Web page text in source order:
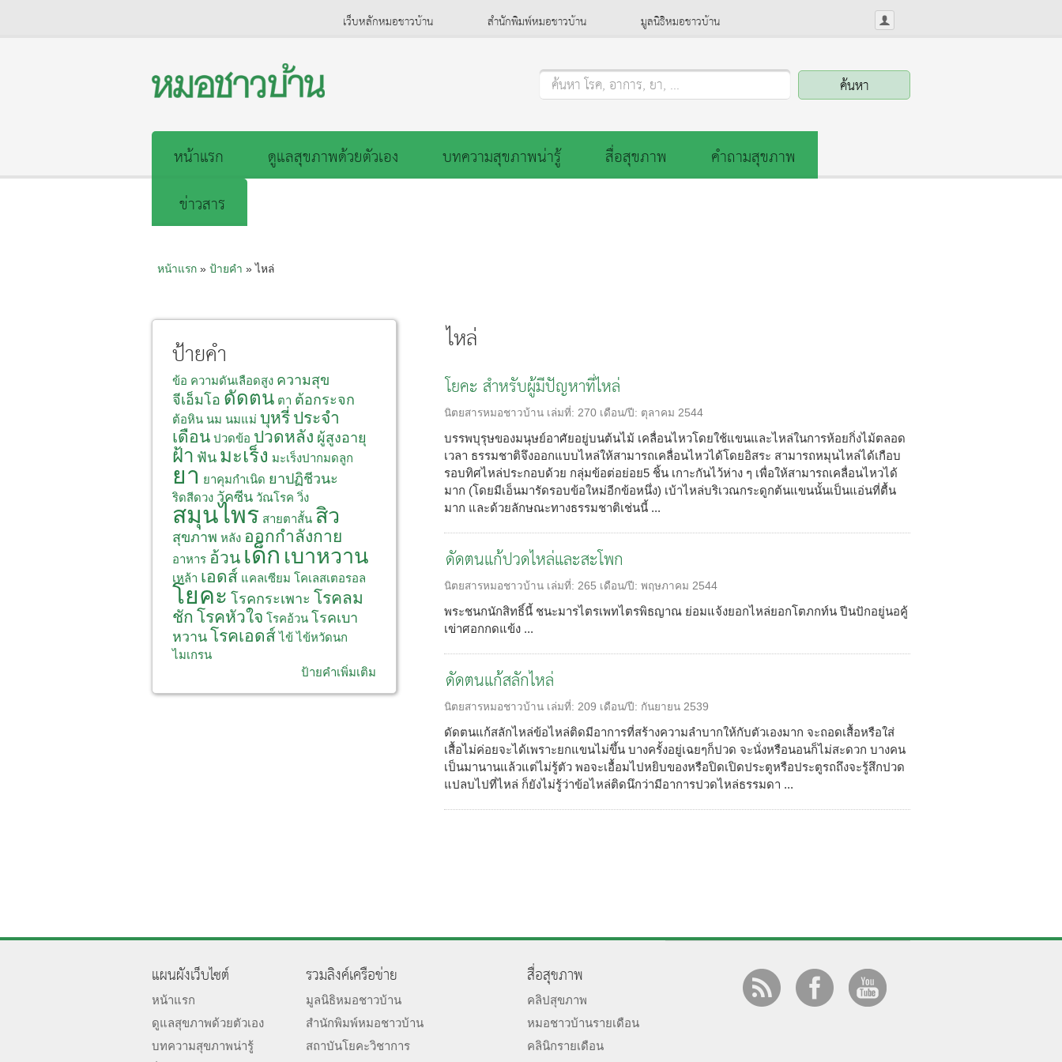
เว็บหลักหมอชาวบ้าน สำนักพิมพ์หมอชาวบ้าน มูลนิธิหมอชาวบ้าน
ค้นหา โรค, อาการ, ยา, ...
หน้าแรก ดูแลสุขภาพด้วยตัวเอง บทความสุขภาพน่ารู้ สื่อสุขภาพ
คำถามสุขภาพ
ข่าวสาร
หน้าแรก» ป้ายคำ » ไหล่
ไหล่
โยคะ สำหรับผู้มีปัญหาที่ไหล่
นิตยสารหมอชาวบ้าน เล่มที่: 270 เดือน/ปี: ตุลาคม 2544
บรรพบุรุษของมนุษย์อาศัยอยู่บนต้นไม้ เคลื่อนไหวโดยใช้แขนและไหล่ในการห้อยกิ่งไม้ตลอด
เวลา ธรรมชาติจึงออกแบบไหล่ให้สามารถเคลื่อนไหวได้โดยอิสระ สามารถหมุนไหล่ได้เกือบ
รอบทิศไหล่ประกอบด้วย กลุ่มข้อต่อย่อย5 ชิ้น เกาะกันไว้ห่าง ๆ เพื่อให้สามารถเคลื่อนไหวได้
มาก (โดยมีเอ็นมารัดรอบข้อใหม่อีกข้อหนึ่ง) เบ้าไหล่บริเวณกระดูกต้นแขนนั้นเป็นแอ่นที่ตื้น
มาก และด้วยลักษณะทางธรรมชาติเช่นนี้ ...
ดัดตนแก้ปวดไหล่และสะโพก
นิตยสารหมอชาวบ้าน เล่มที่: 265 เดือน/ปี: พฤษภาคม 2544
พระชนกนักสิทธิ์นี้ ชนะมารไตรเพทไตรพิธญาณ ย่อมแจ้งยอกไหล่ยอกโตภกท์น ปีนปักอยู่นอคู้
เข่าศอกกดแข้ง ...
ดัดตนแก้สลักไหล่
นิตยสารหมอชาวบ้าน เล่มที่: 209 เดือน/ปี: กันยายน 2539
ดัดตนแก้สลักไหล่ข้อไหล่ติดมีอาการที่สร้างความลำบากให้กับตัวเองมาก จะถอดเสื้อหรือใส่
เสื้อไม่ค่อยจะได้เพราะยกแขนไม่ขึ้น บางครั้งอยู่เฉยๆก็ปวด จะนั่งหรือนอนก็ไม่สะดวก บางคน
เป็นมานานแล้วแต่ไม่รู้ตัว พอจะเอื้อมไปหยิบของหรือปิดเปิดประตูหรือประตูรถถึงจะรู้สึกปวด
แปลบไปที่ไหล่ ก็ยังไม่รู้ว่าข้อไหล่ติดนึกว่ามีอาการปวดไหล่ธรรมดา ...
ป้ายคำ
ข้อ ความดันเลือดสูง ความสุข
จีเอ็มโอ ดัดตน ตา ต้อกระจก
ต้อหิน นม นมแม่ บุหรี่ ประจำ
เดือน ปวดข้อ ปวดหลัง ผู้สูงอายุ
ฝ้า ฟัน มะเร็ง มะเร็งปากมดลูก
ยา ยาคุมกำเนิด ยาปฏิชีวนะ
ริดสีดวง วัคซีน วัณโรค วิ่ง
สมุนไพร สายตาสั้น สิว
สุขภาพ หลัง ออกกำลังกาย
อาหาร อ้วน เด็ก เบาหวาน
เหล้า เอดส์ แคลเซียม โคเลสเตอรอล
โยคะ โรคกระเพาะ โรคลม
ชัก โรคหัวใจ โรคอ้วน โรคเบา
หวาน โรคเอดส์ ไข้ ไข้หวัดนก
ไมเกรน
ป้ายคำเพิ่มเติม
แผนผังเว็บไซต์
หน้าแรก
ดูแลสุขภาพด้วยตัวเอง
บทความสุขภาพน่ารู้
รวมลิงค์เครือข่าย
มูลนิธิหมอชาวบ้าน
สำนักพิมพ์หมอชาวบ้าน
สถาบันโยคะวิชาการ
สื่อสุขภาพ
คลิปสุขภาพ
หมอชาวบ้านรายเดือน
คลินิกรายเดือน